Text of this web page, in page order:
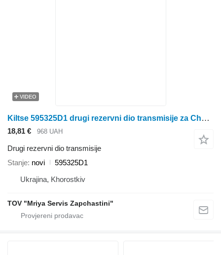
VIDEO
Kiltse 595325D1 drugi rezervni dio transmisije za Challenger traktora točkaša
18,81 € 968 UAH
Drugi rezervni dio transmisije
Stanje novi
595325D1
Ukrajina, Khorostkiv
TOV "Mriya Servis Zapchastini"